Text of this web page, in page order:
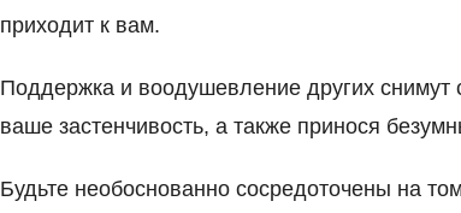
приходит к вам.
Поддержка и воодушевление других
ваше застенчивость, а также принося
Будьте необоснованно сосредоточены на